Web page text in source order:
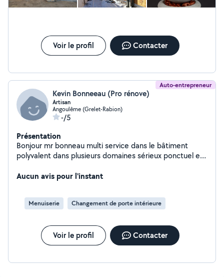
Voir le profil Contacter
Auto-entrepreneur
Kevin Bonneeau (Pro rénove)
Artisan
Angoulême (Grelet-Rabion)
-/5
Présentation
Bonjour mr bonneau multi service dans le bâtiment
polyvalent dans plusieurs domaines sérieux ponctuel et
Aucun avis pour l'instant
Menuiserie Changement de porte intérieure
Voir le profil Contacter